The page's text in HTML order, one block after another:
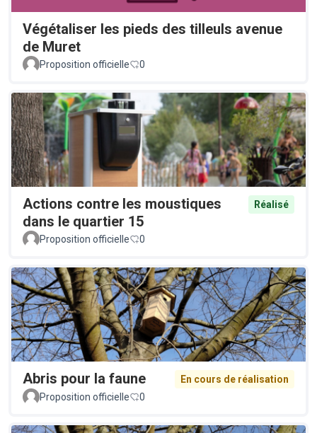
Végétaliser les pieds des tilleuls avenue
de Muret
Proposition officielle 0
Actions contre les moustiques
dans le quartier 15
Réalisé
Proposition officielle 0
Abris pour la faune
En cours de réalisation
Proposition officielle
0